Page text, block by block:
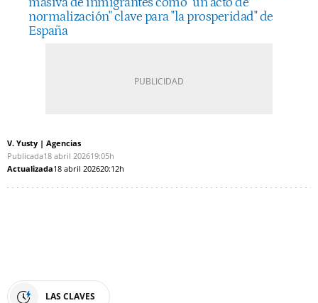
normalización" clave para "la prosperidad" de
España
V. Yusty | Agencias
Publicada18 abril 202619:05h
Actualizada18 abril 202620:12h
LAS CLAVES